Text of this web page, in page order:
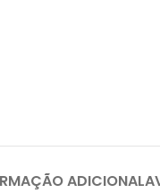
ADICIONAL